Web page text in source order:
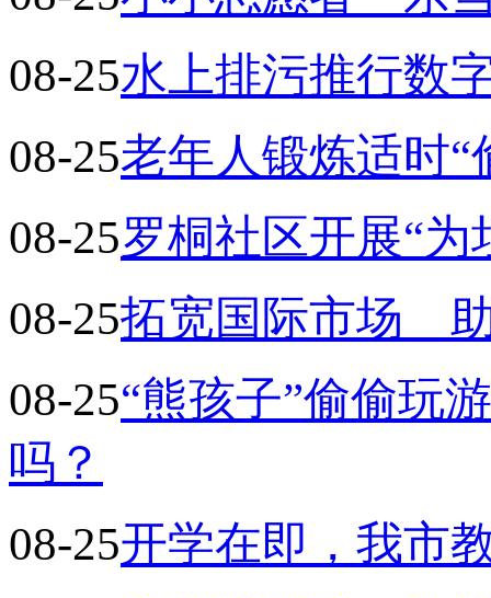
08-25水上排污推行数
08-25老年人锻炼适时“
08-25罗桐社区开展“为
08-25拓宽国际市场
08-25“熊孩子”偷偷玩
吗？
08-25开学在即，我市